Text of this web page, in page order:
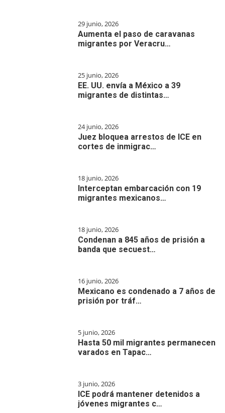
29 junio, 2026
Aumenta el paso de caravanas
migrantes por Veracru…
25 junio, 2026
EE. UU. envía a México a 39
migrantes de distintas…
24 junio, 2026
Juez bloquea arrestos de ICE en
cortes de inmigrac…
18 junio, 2026
Interceptan embarcación con 19
migrantes mexicanos…
18 junio, 2026
Condenan a 845 años de prisión a
banda que secuest…
16 junio, 2026
Mexicano es condenado a 7 años de
prisión por tráf…
5 junio, 2026
Hasta 50 mil migrantes permanecen
varados en Tapac…
3 junio, 2026
ICE podrá mantener detenidos a
jóvenes migrantes c…